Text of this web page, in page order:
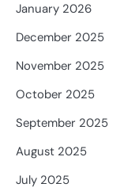
January 2026
December 2025
November 2025
October 2025
September 2025
August 2025
July 2025